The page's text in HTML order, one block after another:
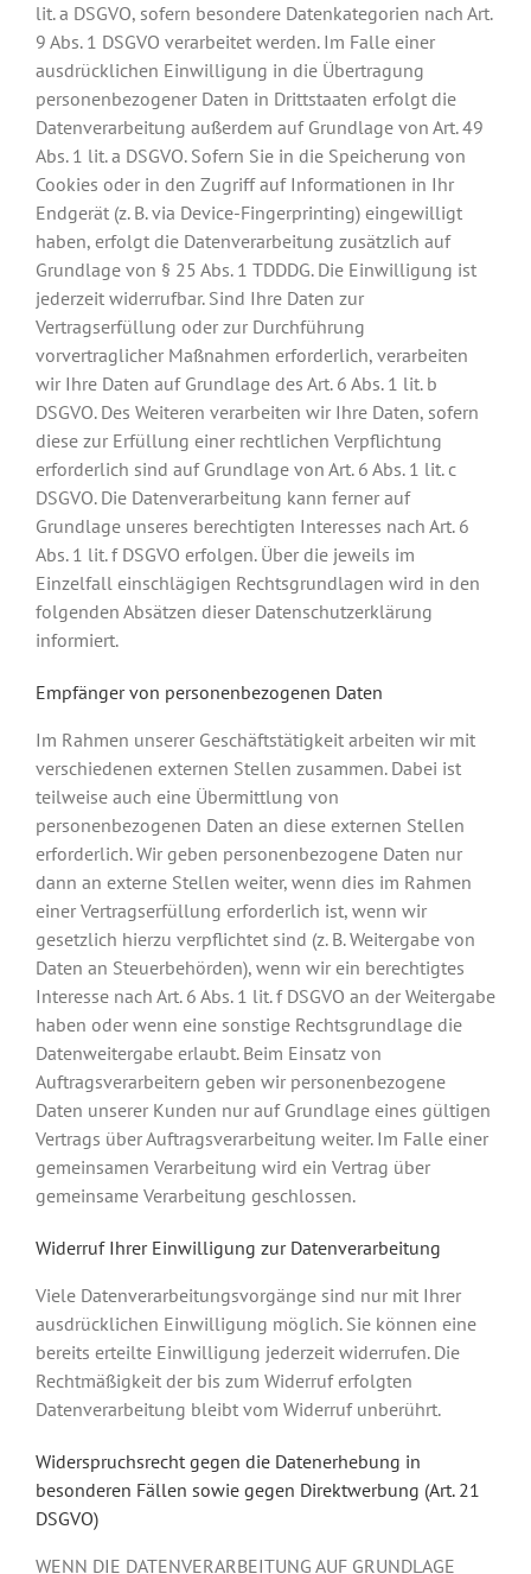
lit. a DSGVO, sofern besondere Datenkategorien nach Art.
9 Abs. 1 DSGVO verarbeitet werden. Im Falle einer
ausdrücklichen Einwilligung in die Übertragung
personenbezogener Daten in Drittstaaten erfolgt die
Datenverarbeitung außerdem auf Grundlage von Art. 49
Abs. 1 lit. a DSGVO. Sofern Sie in die Speicherung von
Cookies oder in den Zugriff auf Informationen in Ihr
Endgerät (z. B. via Device-Fingerprinting) eingewilligt
haben, erfolgt die Datenverarbeitung zusätzlich auf
Grundlage von § 25 Abs. 1 TDDDG. Die Einwilligung ist
jederzeit widerrufbar. Sind Ihre Daten zur
Vertragserfüllung oder zur Durchführung
vorvertraglicher Maßnahmen erforderlich, verarbeiten
wir Ihre Daten auf Grundlage des Art. 6 Abs. 1 lit. b
DSGVO. Des Weiteren verarbeiten wir Ihre Daten, sofern
diese zur Erfüllung einer rechtlichen Verpflichtung
erforderlich sind auf Grundlage von Art. 6 Abs. 1 lit. c
DSGVO. Die Datenverarbeitung kann ferner auf
Grundlage unseres berechtigten Interesses nach Art. 6
Abs. 1 lit. f DSGVO erfolgen. Über die jeweils im
Einzelfall einschlägigen Rechtsgrundlagen wird in den
folgenden Absätzen dieser Datenschutzerklärung
informiert.
Empfänger von personenbezogenen Daten
Im Rahmen unserer Geschäftstätigkeit arbeiten wir mit
verschiedenen externen Stellen zusammen. Dabei ist
teilweise auch eine Übermittlung von
personenbezogenen Daten an diese externen Stellen
erforderlich. Wir geben personenbezogene Daten nur
dann an externe Stellen weiter, wenn dies im Rahmen
einer Vertragserfüllung erforderlich ist, wenn wir
gesetzlich hierzu verpflichtet sind (z. B. Weitergabe von
Daten an Steuerbehörden), wenn wir ein berechtigtes
Interesse nach Art. 6 Abs. 1 lit. f DSGVO an der Weitergabe
haben oder wenn eine sonstige Rechtsgrundlage die
Datenweitergabe erlaubt. Beim Einsatz von
Auftragsverarbeitern geben wir personenbezogene
Daten unserer Kunden nur auf Grundlage eines gültigen
Vertrags über Auftragsverarbeitung weiter. Im Falle einer
gemeinsamen Verarbeitung wird ein Vertrag über
gemeinsame Verarbeitung geschlossen.
Widerruf Ihrer Einwilligung zur Datenverarbeitung
Viele Datenverarbeitungsvorgänge sind nur mit Ihrer
ausdrücklichen Einwilligung möglich. Sie können eine
bereits erteilte Einwilligung jederzeit widerrufen. Die
Rechtmäßigkeit der bis zum Widerruf erfolgten
Datenverarbeitung bleibt vom Widerruf unberührt.
Widerspruchsrecht gegen die Datenerhebung in
besonderen Fällen sowie gegen Direktwerbung (Art. 21
DSGVO)
WENN DIE DATENVERARBEITUNG AUF GRUNDLAGE